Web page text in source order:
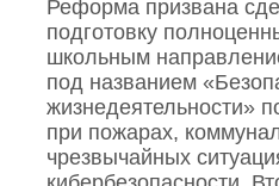
Реформа призвана
подготовку
школьным
под названием
жизнедеятельности»
при пожарах,
чрезвычайных